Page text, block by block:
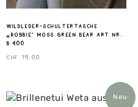
Wildleder-Schultertasche
„Robbie“ Moss Green Bear Art nr.
B 400
CHF 79.00
Neu